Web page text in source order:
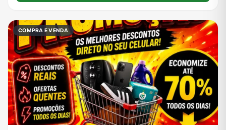
COMPRA E VENDA